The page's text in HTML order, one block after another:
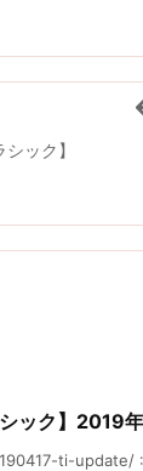
ック】
シック】2019
ti-update/